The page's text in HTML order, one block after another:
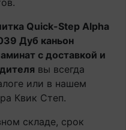
Quick-Step Alpha
Дуб каньон
с доставкой и
вы всегда
или в нашем
Квик Степ.
складе, срок